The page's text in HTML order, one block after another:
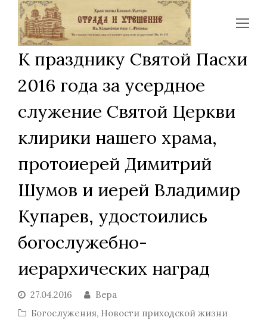
К празднику Святой Пасхи
2016 года за усердное
служение Святой Церкви
клирики нашего храма,
протоиерей Димитрий
Шумов и иерей Владимир
Купарев, удостоились
богослужебно-
иерархических наград
27.04.2016
Вера
Богослужения, Новости приходской жизни